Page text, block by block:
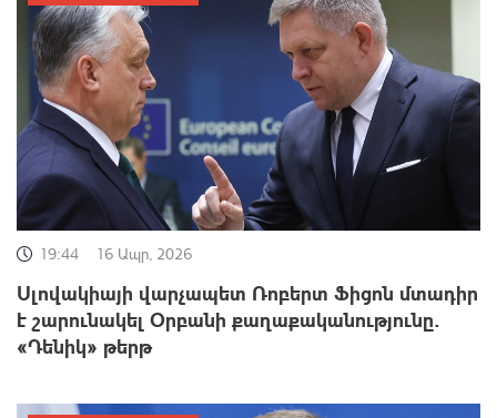
19:44 16 Ապր, 2026
Սլովակիայի վարչապետ Ռոբերտ Ֆիցոն մտադիր
է շարունակել Օրբանի քաղաքականությունը.
«Դենիկ» թերթ